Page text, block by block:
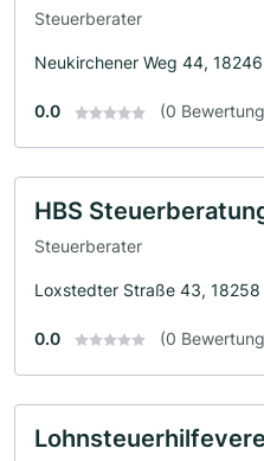
Steuerberater
Neukirchener Weg 44,
0.0 (0
HBS
Steuerberater
Loxstedter Straße 43, 18258
0.0 (0